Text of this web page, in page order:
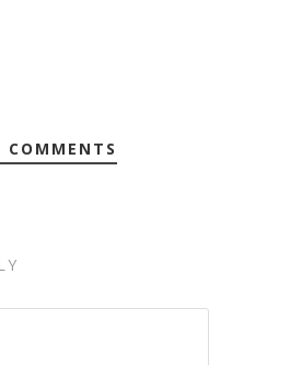
COMMENTS